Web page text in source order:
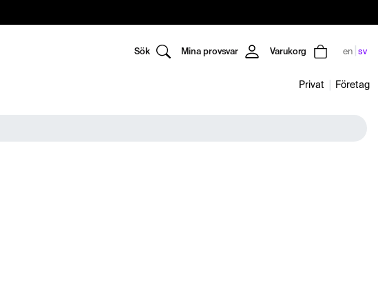
Sök Mina provsvar Varukorg en sv
Privat Företag